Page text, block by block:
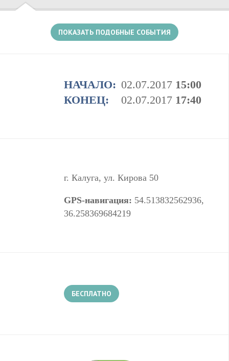
ПОКАЗАТЬ ПОДОБНЫЕ СОБЫТИЯ
НАЧАЛО: 02.07.2017 15:00
КОНЕЦ:
02.07.2017 17:40
г. Калуга, ул. Кирова 50
GPS-навигация: 54.513832562936,
36.258369684219
БЕСПЛАТНО